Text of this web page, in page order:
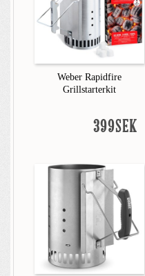
Weber Rapidfire
Grillstarterkit
399SEK